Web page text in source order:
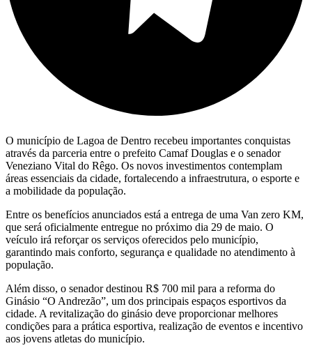
O município de Lagoa de Dentro recebeu importantes conquistas
através da parceria entre o prefeito Camaf Douglas e o senador
Veneziano Vital do Rêgo. Os novos investimentos contemplam
áreas essenciais da cidade, fortalecendo a infraestrutura, o esporte e
a mobilidade da população.
Entre os benefícios anunciados está a entrega de uma Van zero KM,
que será oficialmente entregue no próximo dia 29 de maio. O
veículo irá reforçar os serviços oferecidos pelo município,
garantindo mais conforto, segurança e qualidade no atendimento à
população.
Além disso, o senador destinou R$ 700 mil para a reforma do
Ginásio “O Andrezão”, um dos principais espaços esportivos da
cidade. A revitalização do ginásio deve proporcionar melhores
condições para a prática esportiva, realização de eventos e incentivo
aos jovens atletas do município.